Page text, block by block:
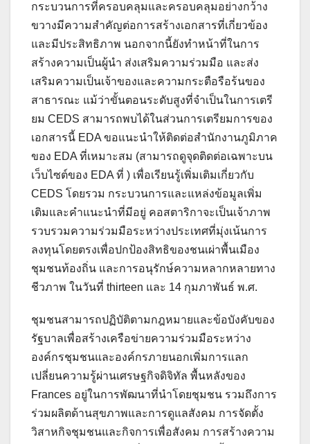
กระบวนการที่ครอบคลุมและครอบคลุมอย่างกว้าง
ขวางมีความสำคัญต่อการสร้างเอกสารที่เกี่ยวข้อง
และมีประสิทธิภาพ นอกจากนี้ยังทำหน้าที่ในการ
สร้างความเป็นผู้นำ ส่งเสริมความร่วมมือ และส่ง
เสริมความเป็นเจ้าของและความกระตือรือร้นของ
สาธารณะ แม้ว่าขั้นตอนระดับสูงที่จำเป็นในการเตรี
ยม CEDS สามารถพบได้ในส่วนการเตรียมการของ
เอกสารนี้ EDA ขอแนะนำให้ติดต่อสำนักงานภูมิภาค
ของ EDA ที่เหมาะสม (สามารถดูจุดติดต่อเฉพาะบน
เว็บไซต์ของ EDA ที่ ) เพื่อเรียนรู้เพิ่มเติมเกี่ยวกับ
CEDS โดยรวม กระบวนการและแหล่งข้อมูลเพิ่ม
เติมและคำแนะนำที่มีอยู่ คอสตาริกาจะเป็นเจ้าภาพ
รวบรวมความร่วมมือระหว่างประเทศที่มุ่งเน้นการ
ลงทุนโดยตรงเพื่อปกป้องสิทธิของชนเผ่าพื้นเมือง
ชุมชนท้องถิ่น และการอนุรักษ์ความหลากหลายทาง
ชีวภาพ ในวันที่ thirteen และ 14 กุมภาพันธ์ พ.ศ.
ชุมชนสามารถปฏิบัติตามกฎหมายและข้อบังคับของ
รัฐบาลเพื่อสร้างเครือข่ายความร่วมมือระหว่าง
องค์กรชุมชนและองค์กรภายนอกเพิ่มการแลก
เปลี่ยนความรู้ผ่านเศรษฐกิจดิจิทัล พื้นหลังของ
Frances อยู่ในการพัฒนาที่นำโดยชุมชน รวมถึงการ
ร่วมผลิตด้านสุขภาพและการดูแลสังคม การจัดตั้ง
วิสาหกิจชุมชนและกิจการเพื่อสังคม การสร้างความ